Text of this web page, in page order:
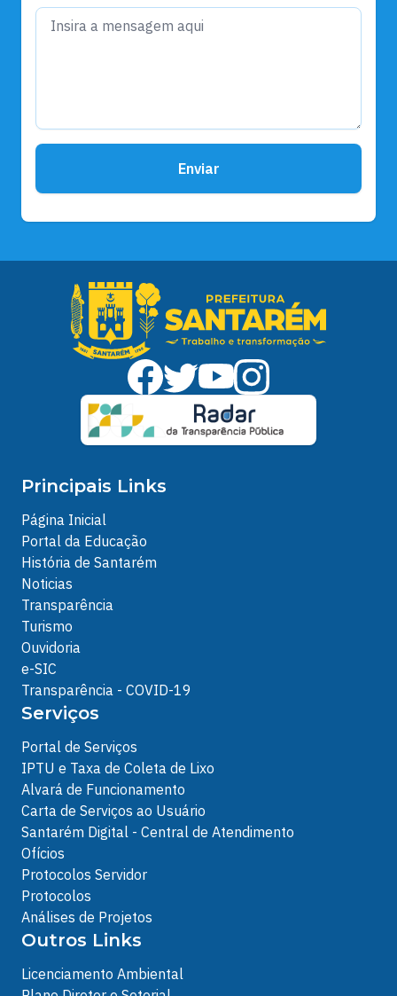
Enviar
Principais Links
Página Inicial
Portal da Educação
História de Santarém
Noticias
Transparência
Turismo
Ouvidoria
e-SIC
Transparência - COVID-19
Serviços
Portal de Serviços
IPTU e Taxa de Coleta de Lixo
Alvará de Funcionamento
Carta de Serviços ao Usuário
Santarém Digital - Central de Atendimento
Ofícios
Protocolos Servidor
Protocolos
Análises de Projetos
Outros Links
Licenciamento Ambiental